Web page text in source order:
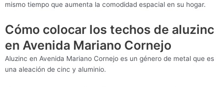
mismo tiempo que aumenta la comodidad espacial en su hogar.
Cómo colocar los techos de aluzinc
en Avenida Mariano Cornejo
Aluzinc en Avenida Mariano Cornejo es un género de metal que es
una aleación de cinc y aluminio.